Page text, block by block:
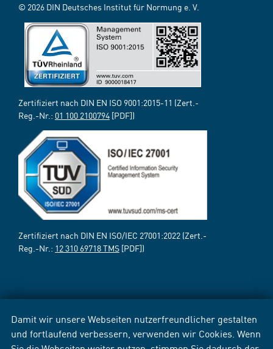
Damit wir unsere Webseiten nutzerfreundlicher gestalten
und fortlaufend verbessern, verwenden wir Cookies. Wenn
© 2026 DIN Deutsches Institut für Normung e. V.
Zertifiziert nach DIN EN ISO 9001:2015-11 (Zert.-
Reg.-Nr.: 01 100 2100794 [PDF])
Zertifiziert nach DIN EN ISO/IEC 27001:2022 (Zert.-
Reg.-Nr.: 12 310 69718 TMS [PDF])